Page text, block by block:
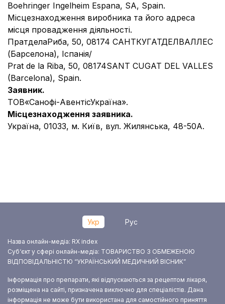
Boehringer Ingelheim Espana, SA, Spain.
Місцезнаходження виробника та його адреса
місця провадження діяльності.
ПратделаРиба, 50, 08174 САНТКУГАТДЕЛВАЛЛЕС
(Барселона), Іспанія/
Prat de la Riba, 50, 08174SANT CUGAT DEL VALLES
(Barcelona), Spain.
Заявник.
ТОВ«Санофі-АвентісУкраїна».
Місцезнаходження заявника.
Україна, 01033, м. Київ, вул. Жилянська, 48-50А.
Укр Рус
Назва онлайн-медіа: RX index
Суб‘єкт у сфері онлайн-медіа: ТОВАРИСТВО З ОБМЕЖЕНОЮ
ВІДПОВІДАЛЬНІСТЮ “УКРАЇНСЬКИЙ МЕДИЧНИЙ ВІСНИК”
Інформація про препарати, які відпускаються за рецептом лікаря,
розміщена на сайті, призначена виключно для спеціалістів. Дана
інформація не може бути використана для самостійного приняття